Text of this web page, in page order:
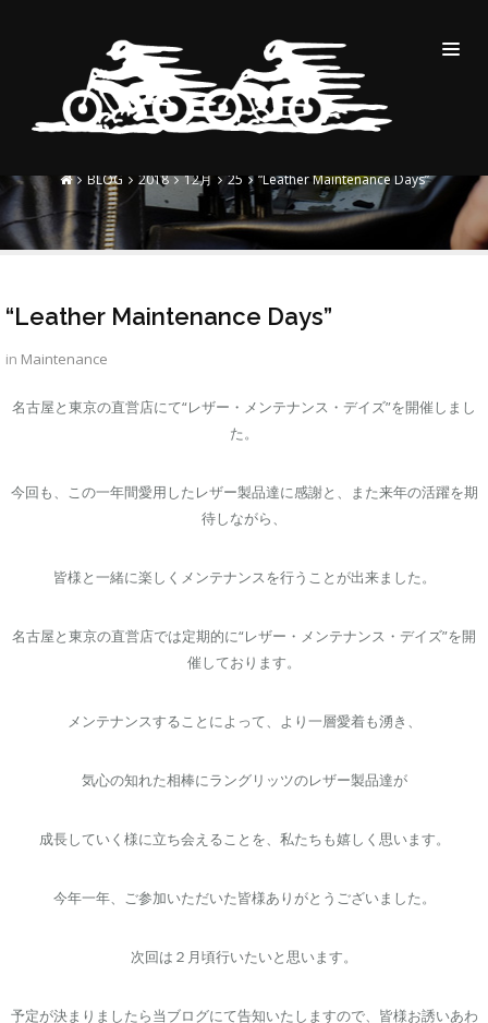
“LEATHER MAINTENANCE
DAYS”
BLOG 2018 12月 25 “Leather Maintenance Days”
“Leather Maintenance Days”
in Maintenance
名古屋と東京の直営店にて“レザー・メンテナンス・デイズ”を開催しまし
た。
今回も、この一年間愛用したレザー製品達に感謝と、また来年の活躍を期
待しながら、
皆様と一緒に楽しくメンテナンスを行うことが出来ました。
名古屋と東京の直営店では定期的に“レザー・メンテナンス・デイズ”を開
催しております。
メンテナンスすることによって、より一層愛着も湧き、
気心の知れた相棒にラングリッツのレザー製品達が
成長していく様に立ち会えることを、私たちも嬉しく思います。
今年一年、ご参加いただいた皆様ありがとうございました。
次回は２月頃行いたいと思います。
予定が決まりましたら当ブログにて告知いたしますので、皆様お誘いあわ